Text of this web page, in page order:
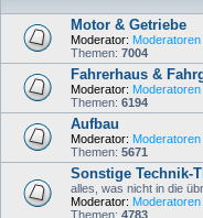
Motor & Getriebe
Moderator: Moderatoren
Themen: 7004
Fahrerhaus &
Moderator: Moderatoren
Themen: 6194
Aufbau
Moderator: Moderatoren
Themen: 5671
Sonstige Technik-
alles, was nicht in die
Moderator: Moderatoren
Themen: 4783